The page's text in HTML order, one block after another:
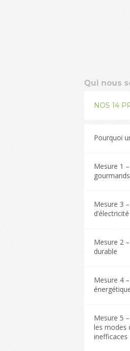
Qui nous
NOS 14
Pourquoi
Mesure 1
Mesure 3
d’électricité
Mesure 2
durable
Mesure 4
Mesure 5
les modes
inefficaces